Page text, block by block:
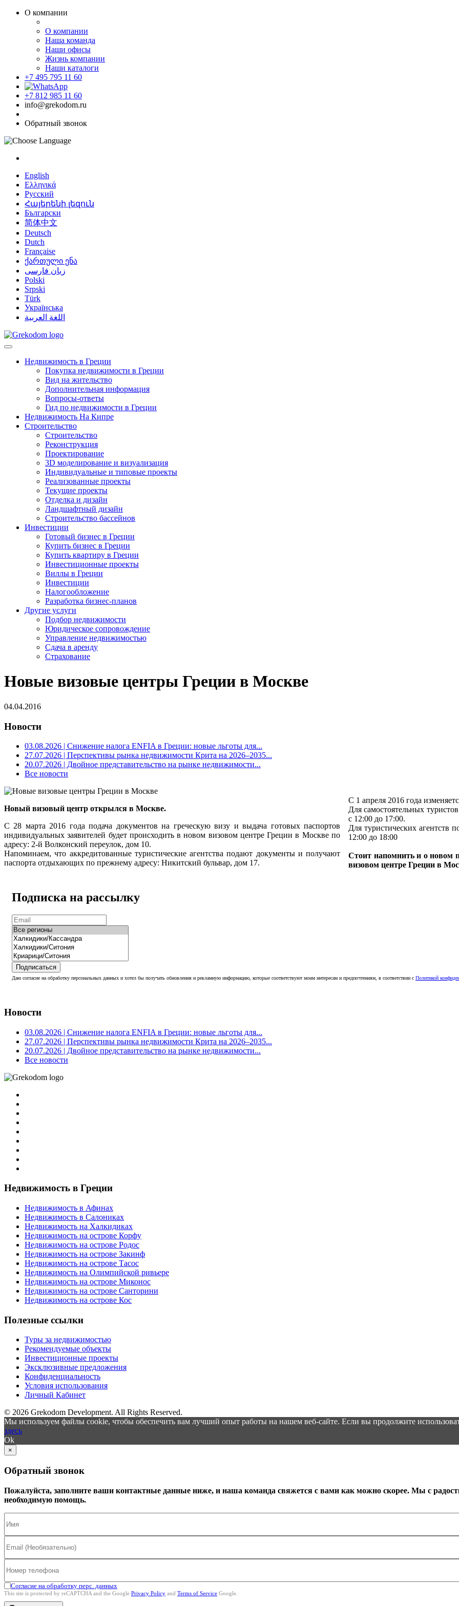
О компании
О компании
Наша команда
Наши офисы
Жизнь компании
Наши каталоги
+7 495 795 11 60
+7 812 985 11 60
info@grekodom.ru
Обратный звонок
English
Ελληνικά
Русский
Հայերենի լեզուն
Български
简体中文
Deutsch
Dutch
Française
ქართული ენა
زبان فارسی
Polski
Srpski
Türk
Українська
اللغة العربية
Недвижимость в Греции
Покупка недвижимости в Греции
Вид на жительство
Дополнительная информация
Вопросы-ответы
Гид по недвижимости в Греции
Недвижимость На Кипре
Строительство
Строительство
Реконструкция
Проектирование
3D моделирование и визуализация
Индивидуальные и типовые проекты
Реализованные проекты
Текущие проекты
Отделка и дизайн
Ландшафтный дизайн
Строительство бассейнов
Инвестиции
Готовый бизнес в Греции
Купить бизнес в Греции
Купить квартиру в Греции
Инвестиционные проекты
Виллы в Греции
Инвестиции
Налогообложение
Разработка бизнес-планов
Другие услуги
Подбор недвижимости
Юридическое сопровождение
Управление недвижимостью
Сдача в аренду
Страхование
Новые визовые центры Греции в Москве
04.04.2016
Новости
03.08.2026 | Снижение налога ENFIA в Греции: новые льготы для...
27.07.2026 | Перспективы рынка недвижимости Крита на 2026–2035...
20.07.2026 | Двойное представительство на рынке недвижимости...
Все новости
Новый визовый центр открылся в Москве.
С 28 марта 2016 года подача документов на греческую визу и выдача готовых паспортов
индивидуальных заявителей будет происходить в новом визовом центре Греции в Москве по
адресу: 2-й Волконский переулок, дом 10.
Напоминаем, что аккредитованные туристические агентства подают документы и получают
паспорта отдыхающих по прежнему адресу: Никитский бульвар, дом 17.
С 1 апреля 2016 года
Для самостоятельных
с 12:00 до 17:00.
Для туристических агентств
12:00 до 18:00
Стоит напомнить и о новом
визовом центре Греции в
Подписка на рассылку
Подписаться
Даю согласие на обработку персональных данных и хотел бы получать обновления и рекламную информацию, которые соответствуют моим интересам и предпочтениям, в соответствии с Политикой
Новости
03.08.2026 | Снижение налога ENFIA в Греции: новые льготы для...
27.07.2026 | Перспективы рынка недвижимости Крита на 2026–2035...
20.07.2026 | Двойное представительство на рынке недвижимости...
Все новости
Недвижимость в Греции
Недвижимость в Афинах
Недвижимость в Салониках
Недвижимость на Халкидиках
Недвижимость на острове Корфу
Недвижимость на острове Родос
Недвижимость на острове Закинф
Недвижимость на острове Тасос
Недвижимость на Олимпийской ривьере
Недвижимость на острове Миконос
Недвижимость на острове Санторини
Недвижимость на острове Кос
Полезные ссылки
Туры за недвижимостью
Рекомендуемые объекты
Инвестиционные проекты
Эксклюзивные предложения
Конфиденциальность
Условия использования
Личный Кабинет
© 2026 Grekodom Development. All Rights Reserved.
Мы используем файлы cookie, чтобы обеспечить вам лучший опыт работы на нашем веб-сайте. Если вы продолжите
здесь
Ok
×
Обратный звонок
Пожалуйста, заполните ваши контактные данные ниже, и наша команда свяжется с вами как можно скорее. Мы с
необходимую помощь.
Согласие на обработку перс. данных
This site is protected by reCAPTCHA and the Google Privacy Policy and Terms of Service Google.